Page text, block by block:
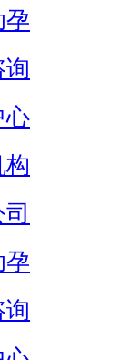
孕
询
心
构
孕
询